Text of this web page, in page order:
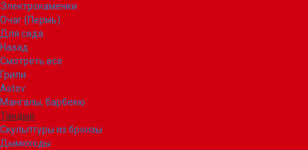
Электрокаменки
Очаг (Пермь)
Для сада
Назад
Смотреть все
Грили
Astov
Мангалы, барбекю
Тандыр
Скульптуры из бронзы
Дымоходы